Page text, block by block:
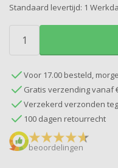
Standaard levertijd: 1
Voor 17.00 besteld,
Gratis verzending vanaf
Verzekerd verzonden
100 dagen retourrecht
beoordelingen